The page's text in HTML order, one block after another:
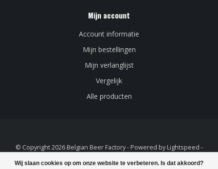
Wij slaan cookies op om onze website te verbeteren. Is dat akkoord?
Mijn account
Account informatie
Mijn bestellingen
Mijn verlanglijst
Vergelijk
Alle producten
© Copyright 2026 Belgian Beer Factory - Powered by Lightspeed -
Lightspeed designbyDyvelopment
FILTERS